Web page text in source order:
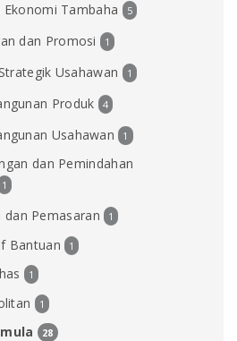
Tambaha 5
dan Promosi 1
Usahawan 1
Produk 4
Usahawan 1
dan Pemindahan
1
dan Pemasaran 1
Bantuan 1
1
1
28